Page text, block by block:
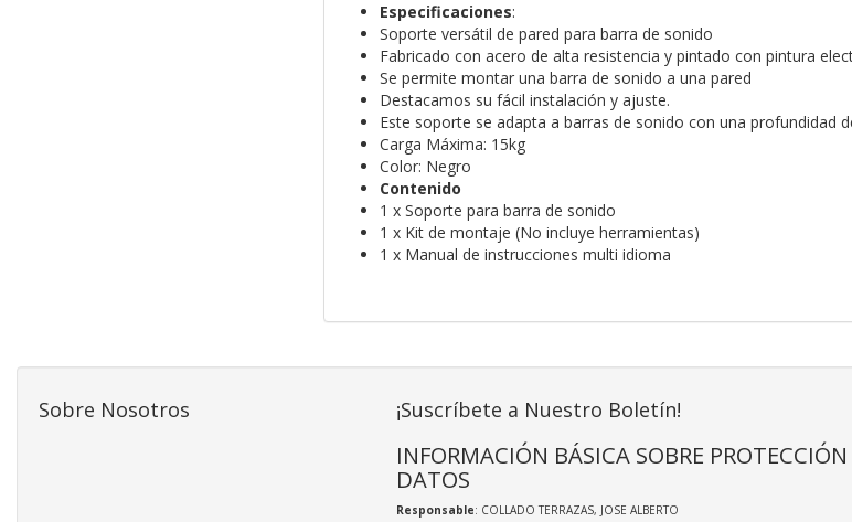
Especificaciones:
Soporte versátil de pared para barra de sonido
Fabricado con acero de alta resistencia y pintado con pintura
Se permite montar una barra de sonido a una pared
Destacamos su fácil instalación y ajuste.
Este soporte se adapta a barras de sonido con una profundidad
Carga Máxima: 15kg
Color: Negro
Contenido
1 x Soporte para barra de sonido
1 x Kit de montaje (No incluye herramientas)
1 x Manual de instrucciones multi idioma
Sobre Nosotros ¡Suscríbete a Nuestro Boletín!
INFORMACIÓN BÁSICA SOBRE
DATOS
Responsable: COLLADO TERRAZAS, JOSE ALBERTO